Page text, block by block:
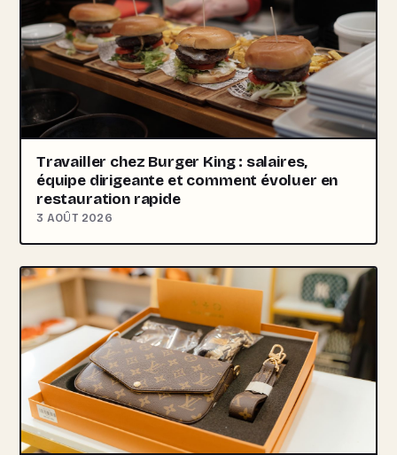
Travailler chez Burger King : salaires,
équipe dirigeante et comment évoluer en
restauration rapide
3 AOÛT 2026